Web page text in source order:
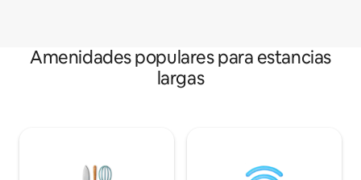
Amenidades populares para estancias
largas